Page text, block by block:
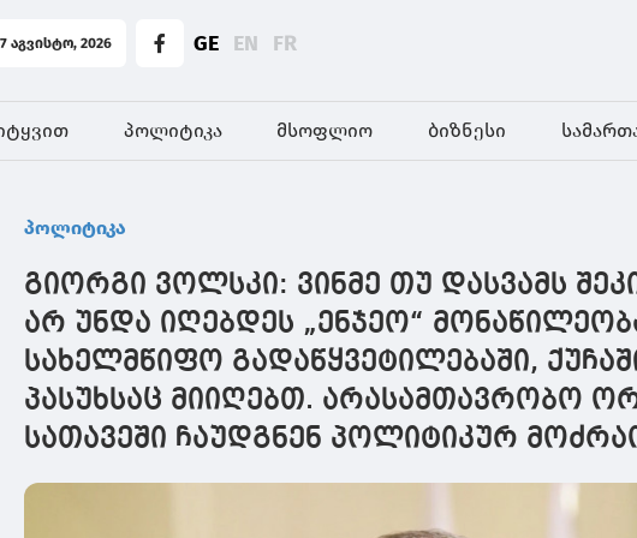
7 აგვისტო, 2026 GE EN FR
პოლიტიკა მსოფლიო ბიზნესი
პოლიტიკა
გიორგი ვოლსკი: ვინმე თუ დასვამს
არ უნდა იღებდეს „ენჯეო“
სახელმწიფო გადაწყვეტილებაში,
პასუხსაც მიიღებთ. არასამთავრობო
სათავეში ჩაუდგნენ პოლიტიკურ